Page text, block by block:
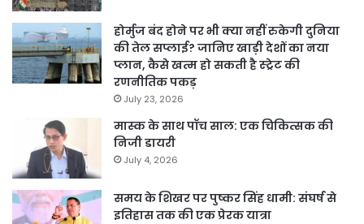
होर्मुज बंद होने पर भी क्या नहीं रुकेगी दुनिया
की तेल सप्लाई? जानिए खाड़ी देशों का नया
प्लान, कैसे खत्म हो सकती है स्ट्रेट की
रणनीतिक पकड़
July 23, 2026
मास्क के साथ पॉच साल: एक चिकित्सक की
निजी डायरी
July 4, 2026
समय के शिखर पर पुष्कर सिंह धामी: संघर्ष से
इतिहास तक की एक प्रेरक यात्रा